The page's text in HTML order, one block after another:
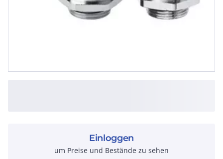
Einloggen
um Preise und Bestände zu sehen